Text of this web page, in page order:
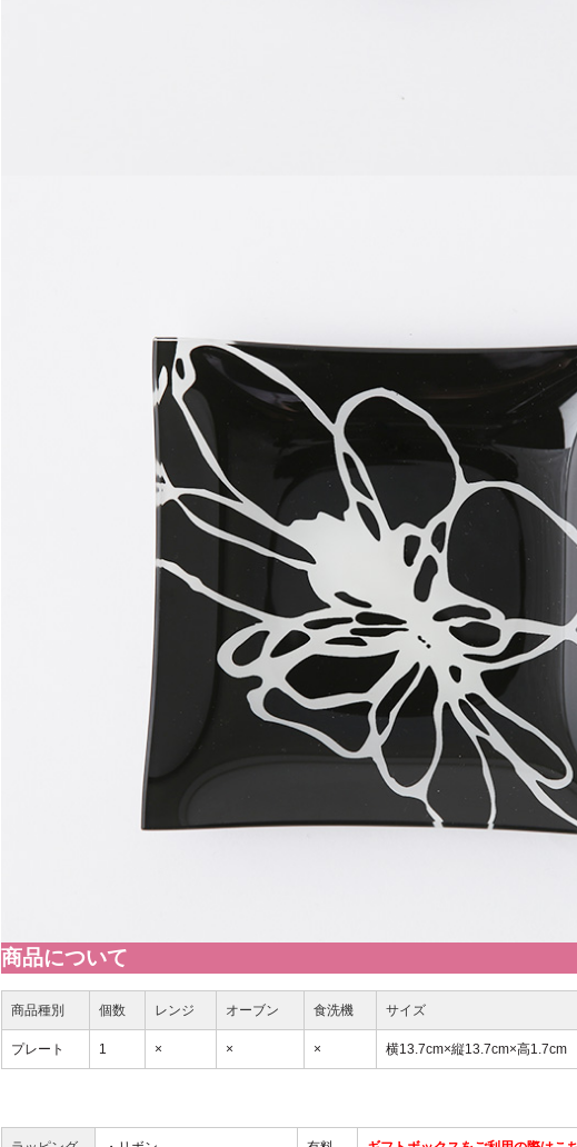
商品について
商品種別 個数 レンジ オーブン 食洗機 サイズ
プレート 1 × × × 横13.7cm×縦13.7cm×高1.7cm